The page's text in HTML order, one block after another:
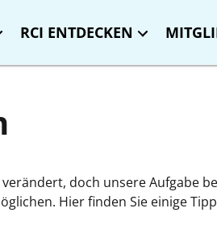
RCI ENTDECKEN
doch unsere Aufgabe
Hier finden Sie einige